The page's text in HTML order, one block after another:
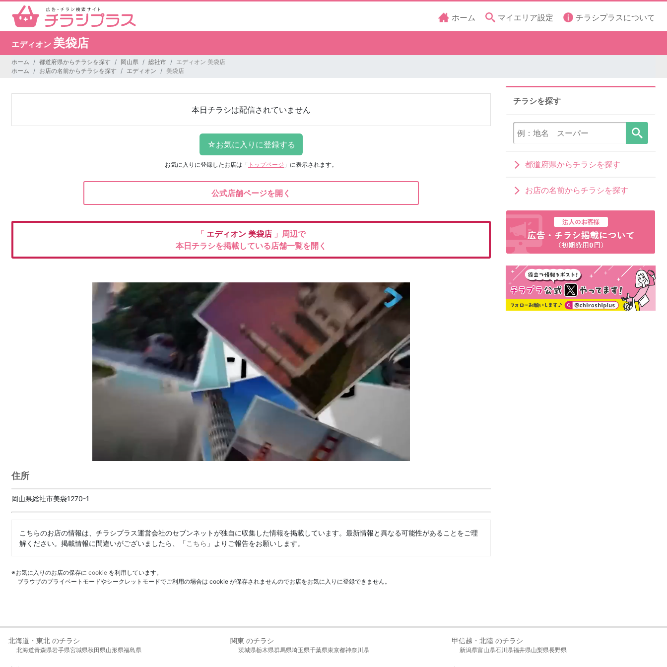
ホーム マイエリア設定 チラシプラスについて
エディオン 美袋店
ホーム 都道府県からチラシを探す 岡山県 総社市
エディオン 美袋店
ホーム
お店の名前からチラシを探す エディオン 美袋店
本日チラシは配信されていません
お気に入りに登録したお店は 「 トップページ 」に表示されます。
公式店舗ページを開く
「 エディオン 美袋店 」周辺で
本日チラシを掲載している店舗一覧を開く
住所
岡山県総社市美袋1270-1
こちらのお店の情報は、チラシプラス運営会社のセブンネットが独自に収集した情報を掲載しています。最新情報と異なる可能性があることをご理
解ください。掲載情報に間違いがございましたら、「こちら 」よりご報告をお願いします。
※お気に入りのお店の保存に cookie を利用しています。
ブラウザのプライベートモードやシークレットモードでご利用の場合は cookie が保存されませんのでお店をお気に入りに登録できません。
チラシを探す
都道府県からチラシを探す
お店の名前からチラシを探す
北海道・東北 のチラシ
北海道青森県岩手県宮城県秋田県山形県福島県
関東 のチラシ
茨城県栃木県群馬県埼玉県千葉県東京都神奈川県
甲信越・北陸 のチラシ
新潟県富山県石川県福井県山梨県長野県